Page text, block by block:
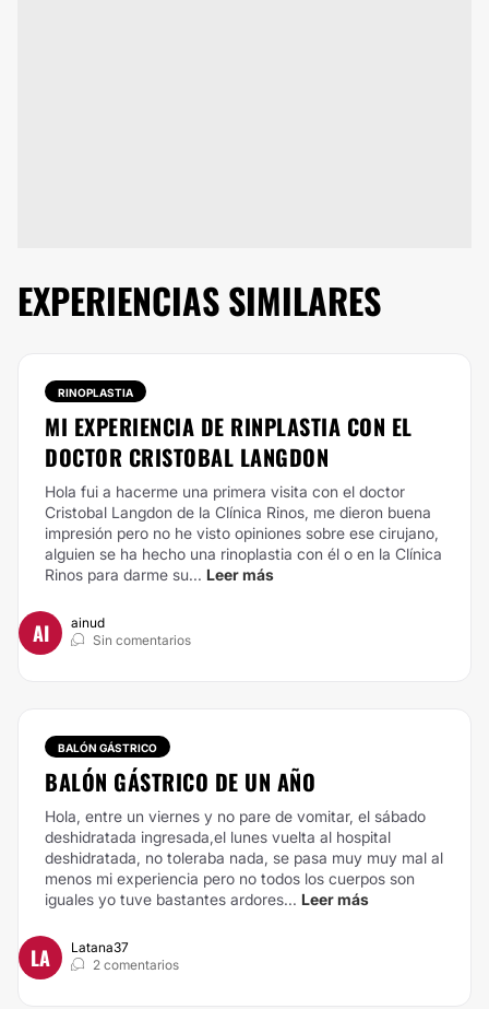
EXPERIENCIAS SIMILARES
RINOPLASTIA
MI EXPERIENCIA DE RINPLASTIA CON EL
DOCTOR CRISTOBAL LANGDON
Hola fui a hacerme una primera visita con el doctor
Cristobal Langdon de la Clínica Rinos, me dieron buena
impresión pero no he visto opiniones sobre ese cirujano,
alguien se ha hecho una rinoplastia con él o en la Clínica
Rinos para darme su... Leer más
AI
ainud
Sin comentarios
BALÓN GÁSTRICO
BALÓN GÁSTRICO DE UN AÑO
Hola, entre un viernes y no pare de vomitar, el sábado
deshidratada ingresada,el lunes vuelta al hospital
deshidratada, no toleraba nada, se pasa muy muy mal al
menos mi experiencia pero no todos los cuerpos son
iguales yo tuve bastantes ardores... Leer más
LA
Latana37
2 comentarios